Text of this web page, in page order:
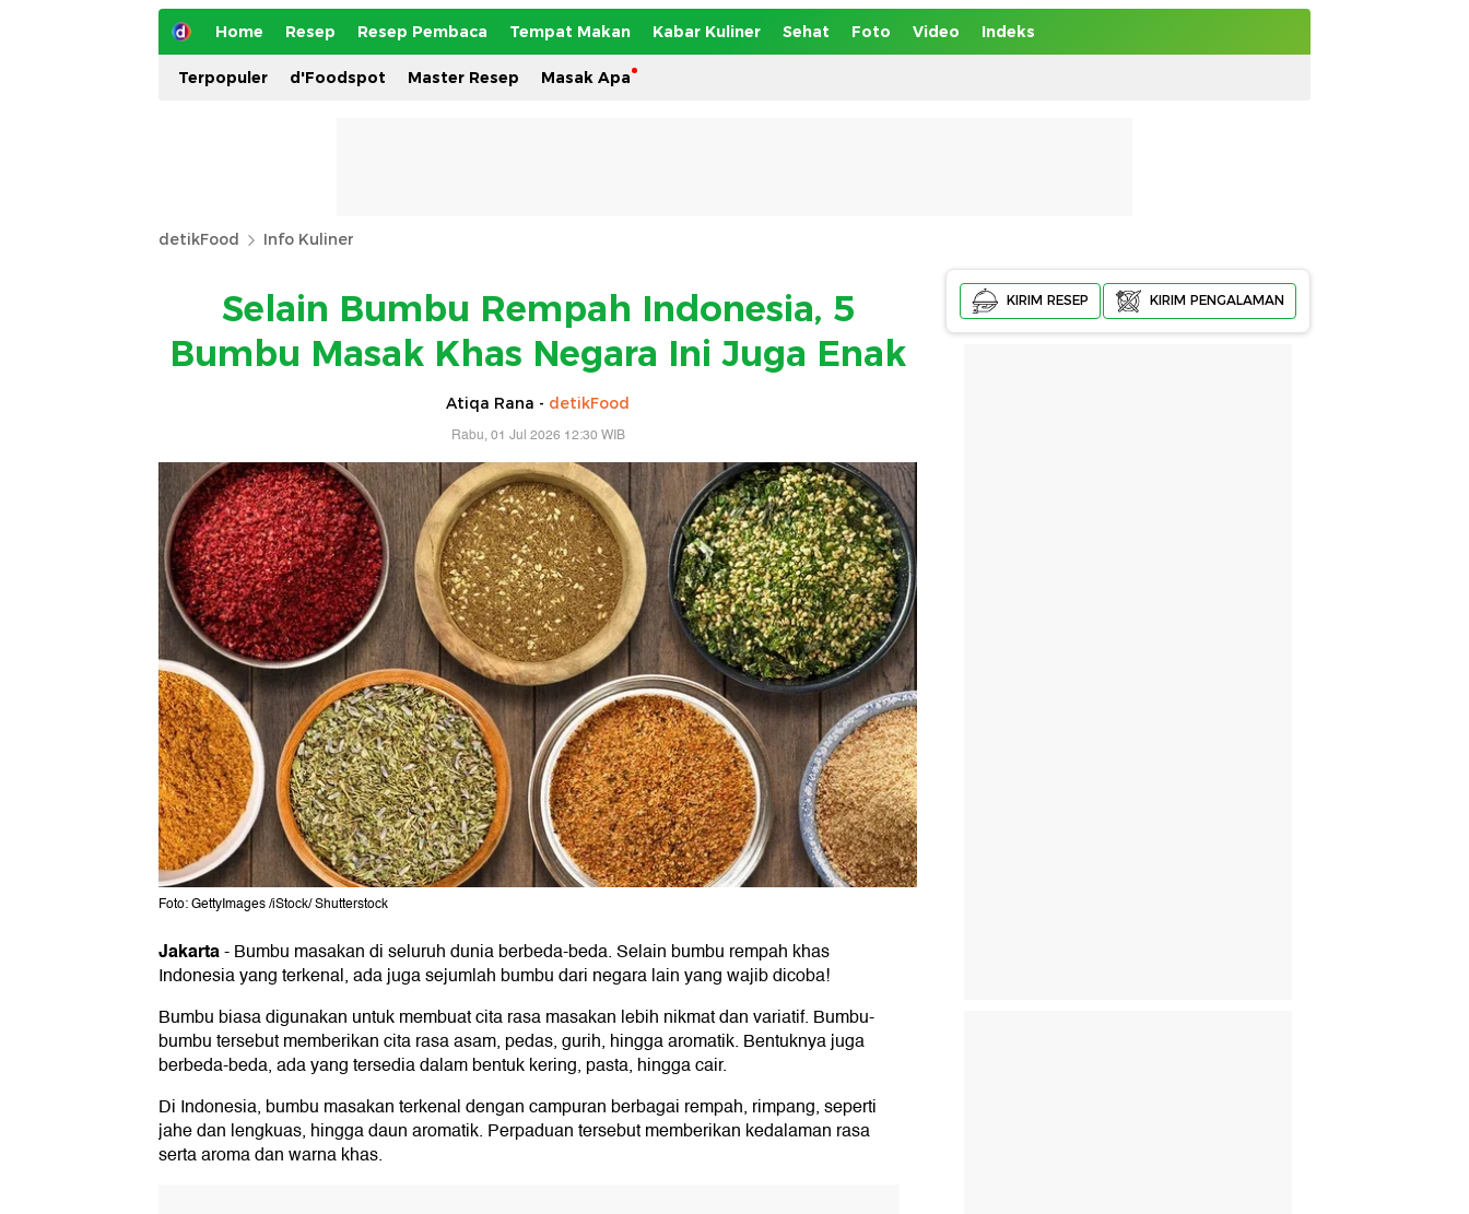
Home Resep Resep Pembaca Tempat Makan Kabar Kuliner Sehat Foto Video Indeks
Terpopuler d'Foodspot Master Resep Masak Apa
detikFood Info Kuliner
Selain Bumbu Rempah Indonesia, 5
Bumbu Masak Khas Negara Ini Juga Enak
Atiqa Rana - detikFood
Rabu, 01 Jul 2026 12:30 WIB
Foto: GettyImages /iStock/ Shutterstock
Jakarta-Bumbu masakan di seluruh dunia berbeda-beda. Selain bumbu rempah khas
Indonesia yang terkenal, ada juga sejumlah bumbu dari negara lain yang wajib dicoba!
Bumbu biasa digunakan untuk membuat cita rasa masakan lebih nikmat dan variatif. Bumbu-
bumbu tersebut memberikan cita rasa asam, pedas, gurih, hingga aromatik. Bentuknya juga
berbeda-beda, ada yang tersedia dalam bentuk kering, pasta, hingga cair.
Di Indonesia, bumbu masakan terkenal dengan campuran berbagai rempah, rimpang, seperti
jahe dan lengkuas, hingga daun aromatik. Perpaduan tersebut memberikan kedalaman rasa
serta aroma dan warna khas.
KIRIM RESEP KIRIM PENGALAMAN